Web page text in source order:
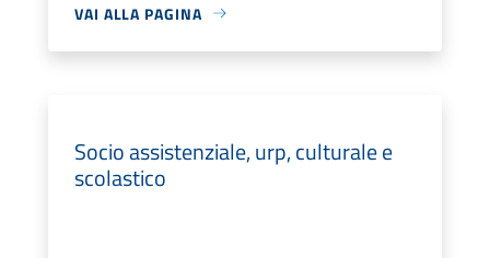
VAI ALLA PAGINA
Socio assistenziale, urp, culturale e
scolastico